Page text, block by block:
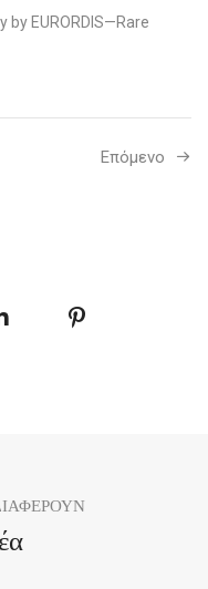
by EURORDIS—Rare
Επόμενο